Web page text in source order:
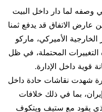
لما دار داخل البيت
عارض الاتفاق قد يدفع ثمنا
الأميركي، ماركو
التغييرات المحتملة، في ظل
قوية داخل الإدارة.
شهدت نقاشات حادة داخل
بما في ذلك خلافات
يقود مع ستيف ويتكوف